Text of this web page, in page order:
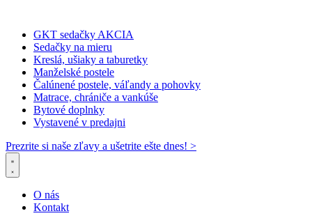
GKT sedačky AKCIA
Sedačky na mieru
Kreslá, ušiaky a taburetky
Manželské postele
Čalúnené postele, váľandy a pohovky
Matrace, chrániče a vankúše
Bytové doplnky
Vystavené v predajni
Prezrite si naše zľavy a ušetrite ešte dnes! >​
O nás
Kontakt